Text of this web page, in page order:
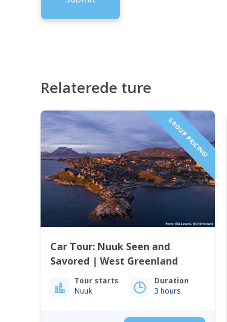
Relaterede ture
GROUP PRICING!
Car Tour: Nuuk Seen and
Savored | West Greenland
Tour starts
Nuuk
Duration
3 hours